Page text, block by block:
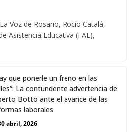
Voz de Rosario, Rocío Catalá,
Asistencia Educativa (FAE),
que ponerle un freno en las
La contundente advertencia de
Botto ante el avance de las
laborales
abril, 2026